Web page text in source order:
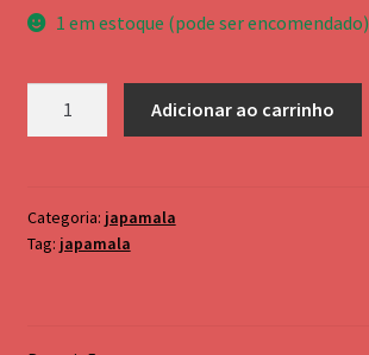
1 em estoque (pode ser encomendado)
quantidade
Adicionar ao carrinho
Categoria: japamala
Tag: japamala